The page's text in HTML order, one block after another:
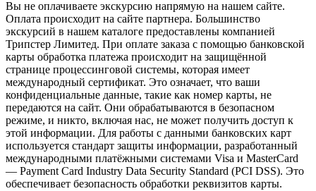
Вы не оплачиваете экскурсию напрямую на нашем сайте.
Оплата происходит на сайте партнера. Большинство
экскурсий в нашем каталоге предоставлены компанией
Трипстер Лимитед. При оплате заказа с помощью банковской
карты обработка платежа происходит на защищённой
странице процессинговой системы, которая имеет
международный сертификат. Это означает, что ваши
конфиденциальные данные, такие как номер карты, не
передаются на сайт. Они обрабатываются в безопасном
режиме, и никто, включая нас, не может получить доступ к
этой информации. Для работы с данными банковских карт
используется стандарт защиты информации, разработанный
международными платёжными системами Visa и MasterCard
— Payment Card Industry Data Security Standard (PCI DSS). Это
обеспечивает безопасность обработки реквизитов карты.